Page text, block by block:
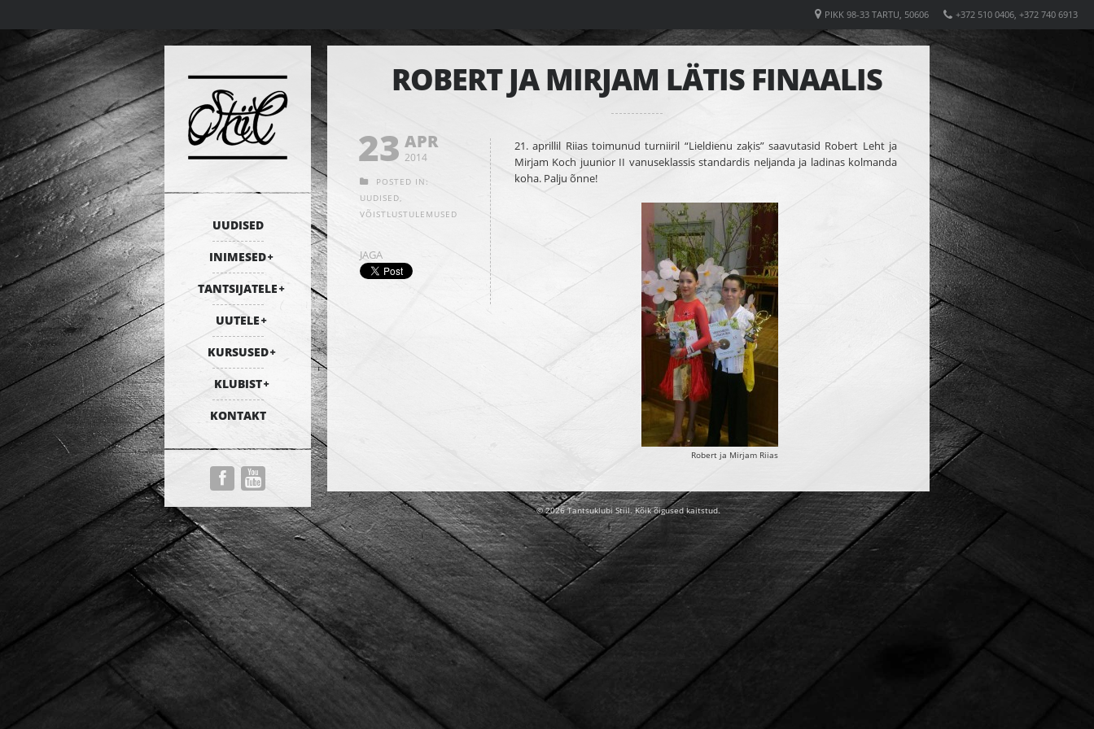
+372 510 0406, +372 740 6913
PIKK 98-33 TARTU, 50606
UUDISED
INIMESED
TANTSIJATELE
UUTELE
KURSUSED
KLUBIST
KONTAKT
ROBERT JA MIRJAM LÄTIS FINAALIS
23 APR
2014
POSTED IN:
UUDISED,
VÕISTLUSTULEMUSED
JAGA
21. aprillil Riias toimunud turniiril “Lieldienu zaķis” saavutasid Robert Leht ja
Mirjam Koch juunior II vanuseklassis standardis neljanda ja ladinas kolmanda
koha. Palju õnne!
Robert ja Mirjam Riias
© 2026 Tantsuklubi Stiil. Kõik õigused kaitstud.